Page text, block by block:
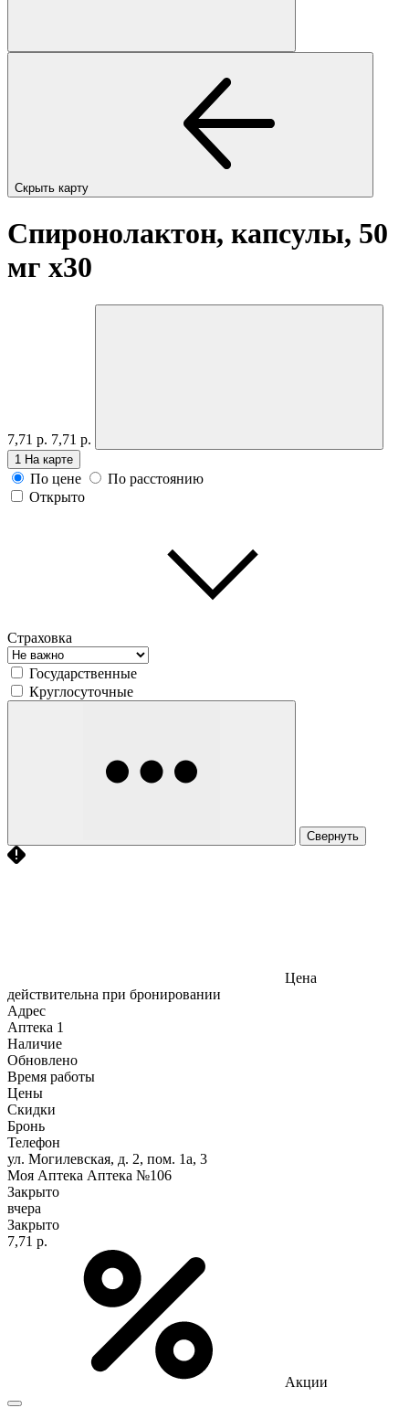
Скрыть карту
Спиронолактон, капсулы, 50
мг x30
7,71 р. 7,71 р.
1 На карте
По цене
По расстоянию
Открыто
Страховка
Государственные
Круглосуточные
Свернуть
Цена
действительна при бронировании
Адрес
Аптека 1
Наличие
Обновлено
Время работы
Цены
Скидки
Бронь
Телефон
ул. Могилевская, д. 2, пом. 1а, 3
Моя Аптека Аптека №106
Закрыто
вчера
Закрыто
7,71 р.
Акции